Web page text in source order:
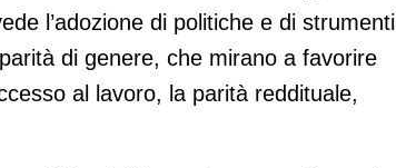
l’adozione di politiche e di strumenti
di genere, che mirano a favorire
al lavoro, la parità reddituale,